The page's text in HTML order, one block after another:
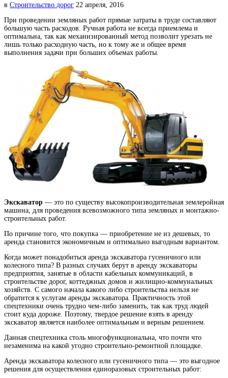
в Строительство дорог 22 апреля, 2016
При проведении земляных работ прямые затраты в труде составляют
большую часть расходов. Ручная работа не всегда приемлема и
оптимальна, так как механизированный метод позволит урезать не
лишь только расходную часть, но к тому же и общее время
выполнения задачи при больших объемах работы.
Экскаватор — это по существу высокопроизводительная землеройная
машина, для проведения всевозможного типа земляных и монтажно-
строительных работ.
По причине того, что покупка — приобретение не из дешевых, то
аренда становится экономичным и оптимально выгодным вариантом.
Когда может понадобиться аренда экскаватора гусеничного или
колесного типа? В разных случаях берут в аренду экскаваторы
предприятия, занятые в области кабельных коммуникаций, в
строительстве дорог, коттеджных домов и жилищно-коммунальных
хозяйств. С самого начала какого либо строительства нельзя не
обратится к услугам аренды экскаватора. Практичность этой
спецтехники очень трудно чем-либо заменить, так как труд людей
стоит куда дороже. Поэтому, твердое решение взять в аренду
экскаватор является наиболее оптимальным и верным решением.
Данная спецтехника столь многофункциональна, что почти что
незаменима на какой угодно строительно-ремонтной площадке.
Аренда экскаватора колесного или гусеничного типа — это выгодное
решения для осуществления единоразовых строительных работ: